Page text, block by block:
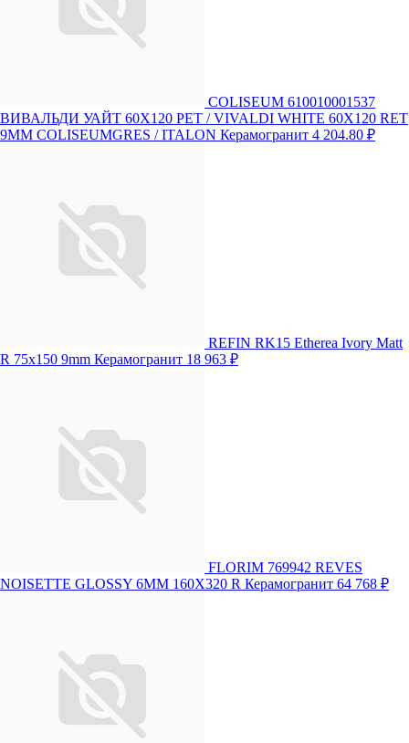
COLISEUM 610010001537
ВИВАЛЬДИ УАЙТ 60X120 РЕТ / VIVALDI WHITE 60X120 RET
9MM COLISEUMGRES / ITALON Керамогранит 4 204.80 ₽
REFIN RK15 Etherea Ivory Matt
R 75x150 9mm Керамогранит 18 963 ₽
FLORIM 769942 REVES
NOISETTE GLOSSY 6MM 160X320 R Керамогранит 64 768 ₽